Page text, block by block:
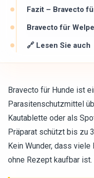
Fazit – Bravecto
Bravecto für
🔗 Lesen Sie auch
Bravecto für Hunde ist
Parasitenschutzmittel
Kautablette oder als
Präparat schützt bis zu
Kein Wunder, dass
ohne Rezept kaufbar